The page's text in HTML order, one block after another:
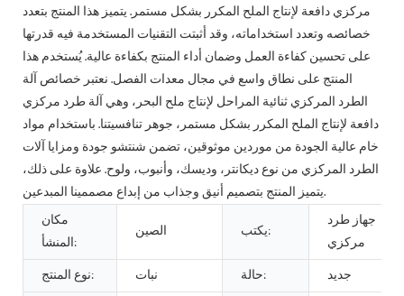
مركزي دافعة لإنتاج الملح المكرر بشكل مستمر. يتميز هذا المنتج بتعدد
خصائصه وتعدد استخداماته، وقد أثبتت التقنيات المستخدمة فيه قدرتها
على تحسين كفاءة العمل وضمان أداء المنتج بكفاءة عالية. يُستخدم هذا
المنتج على نطاق واسع في مجال معدات الفصل. نعتبر خصائص آلة
الطرد المركزي ثنائية المراحل لإنتاج ملح البحر، وهي آلة طرد مركزي
دافعة لإنتاج الملح المكرر بشكل مستمر، جوهر تنافسيتنا. باستخدام مواد
خام عالية الجودة من موردين موثوقين، تضمن شنتشو جودة ومزايا آلات
الطرد المركزي من نوع ديكانتر، وديسك، وأنبوب، ولوح. علاوة على ذلك،
يتميز المنتج بتصميم أنيق وجذاب من إبداع مصممينا المبدعين.
مكان
المنشأ:
الصين يكتب:
جهاز طرد
مركزي
نوع المنتج:
نبات حالة:
جديد